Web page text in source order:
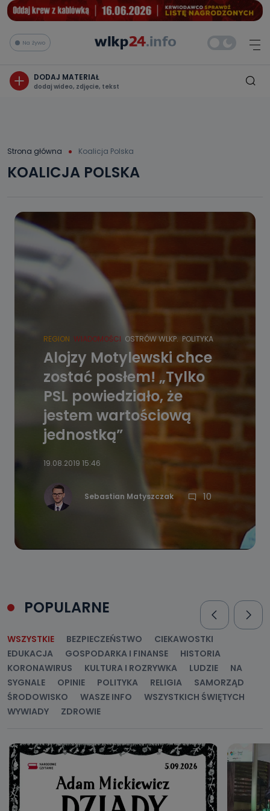
Na żywo
DODAJ MATERIAŁ
dodaj wideo, zdjęcie, tekst
Strona główna Koalicja Polska
KOALICJA POLSKA
REGION WIADOMOŚCI OSTRÓW WLKP. POLITYKA
Alojzy Motylewski chce
zostać posłem! „Tylko
PSL powiedziało, że
jestem wartościową
jednostką”
19.08.2019 15:46
Sebastian Matyszczak 10
POPULARNE
WSZYSTKIE BEZPIECZEŃSTWO
CIEKAWOSTKI
EDUKACJA
GOSPODARKA I FINANSE
HISTORIA
KORONAWIRUS
KULTURA I ROZRYWKA LUDZIE
NA
SYGNALE
OPINIE POLITYKA RELIGIA
SAMORZĄD
ŚRODOWISKO
WASZE INFO
WSZYSTKICH ŚWIĘTYCH
WYWIADY
ZDROWIE